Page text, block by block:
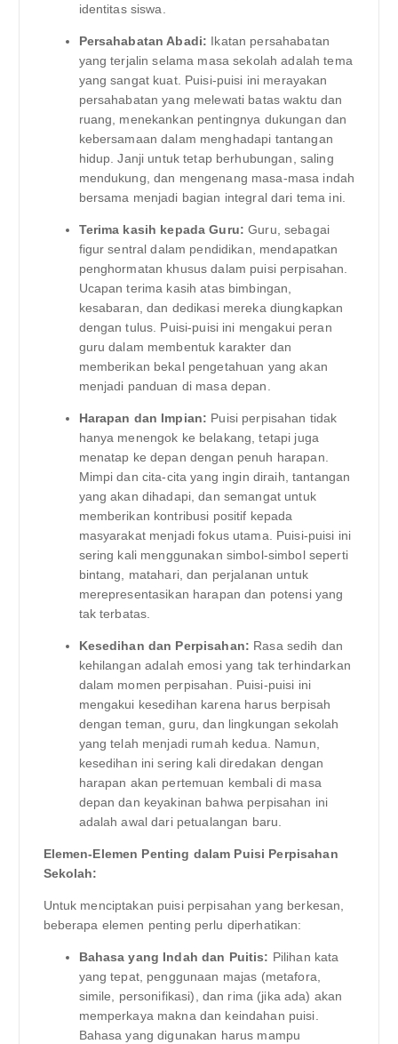
identitas siswa.
Persahabatan Abadi: Ikatan persahabatan
yang terjalin selama masa sekolah adalah tema
yang sangat kuat. Puisi-puisi ini merayakan
persahabatan yang melewati batas waktu dan
ruang, menekankan pentingnya dukungan dan
kebersamaan dalam menghadapi tantangan
hidup. Janji untuk tetap berhubungan, saling
mendukung, dan mengenang masa-masa indah
bersama menjadi bagian integral dari tema ini.
Terima kasih kepada Guru: Guru, sebagai
figur sentral dalam pendidikan, mendapatkan
penghormatan khusus dalam puisi perpisahan.
Ucapan terima kasih atas bimbingan,
kesabaran, dan dedikasi mereka diungkapkan
dengan tulus. Puisi-puisi ini mengakui peran
guru dalam membentuk karakter dan
memberikan bekal pengetahuan yang akan
menjadi panduan di masa depan.
Harapan dan Impian: Puisi perpisahan tidak
hanya menengok ke belakang, tetapi juga
menatap ke depan dengan penuh harapan.
Mimpi dan cita-cita yang ingin diraih, tantangan
yang akan dihadapi, dan semangat untuk
memberikan kontribusi positif kepada
masyarakat menjadi fokus utama. Puisi-puisi ini
sering kali menggunakan simbol-simbol seperti
bintang, matahari, dan perjalanan untuk
merepresentasikan harapan dan potensi yang
tak terbatas.
Kesedihan dan Perpisahan: Rasa sedih dan
kehilangan adalah emosi yang tak terhindarkan
dalam momen perpisahan. Puisi-puisi ini
mengakui kesedihan karena harus berpisah
dengan teman, guru, dan lingkungan sekolah
yang telah menjadi rumah kedua. Namun,
kesedihan ini sering kali diredakan dengan
harapan akan pertemuan kembali di masa
depan dan keyakinan bahwa perpisahan ini
adalah awal dari petualangan baru.
Elemen-Elemen Penting dalam Puisi Perpisahan
Sekolah:
Untuk menciptakan puisi perpisahan yang berkesan,
beberapa elemen penting perlu diperhatikan:
Bahasa yang Indah dan Puitis: Pilihan kata
yang tepat, penggunaan majas (metafora,
simile, personifikasi), dan rima (jika ada) akan
memperkaya makna dan keindahan puisi.
Bahasa yang digunakan harus mampu